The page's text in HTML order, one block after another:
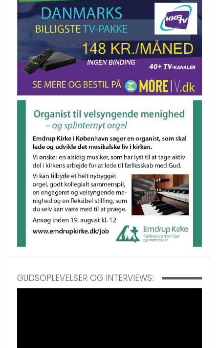
GUDSOPLEVELSER OG INTERVIEWS: